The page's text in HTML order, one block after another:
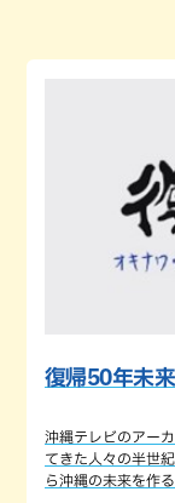
復帰50年未
沖縄テレビのアー
てきた人々の半世
ら沖縄の未来を作